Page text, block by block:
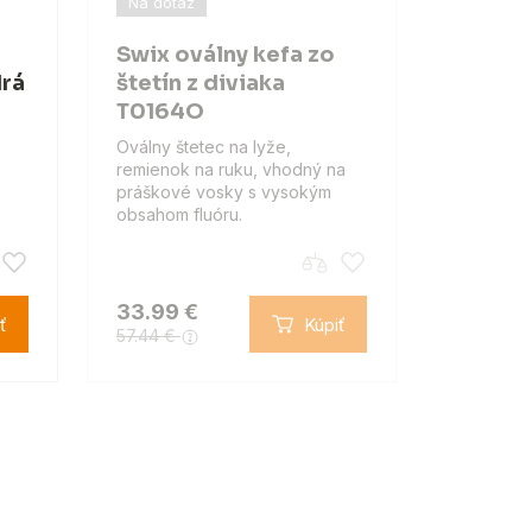
Swix oválny kefa zo
štetín z diviaka
T0164O
Oválny štetec na lyže,
remienok na ruku, vhodný na
práškové vosky s vysokým
obsahom fluóru.
33.99 €
57.44 € Kúpiť